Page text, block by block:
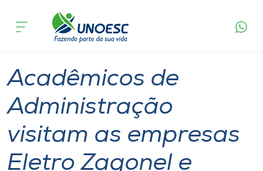
Cursos
Pesquisa
Atendimento ao Estudante
Portal de Ensino
acontece
Acadêmicos de
Administração
visitam as empresas
Eletro Zagonel e